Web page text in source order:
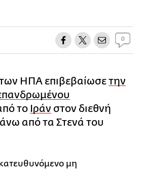
0
ΗΠΑ επιβεβαίωσετην
το Ιράν στον διεθνή
από τα Στενά του
μη